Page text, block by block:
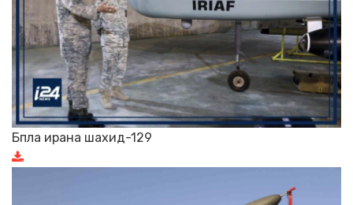
Бпла ирана шахид-129